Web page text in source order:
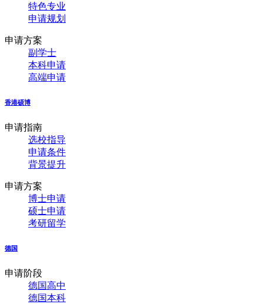
特色专业
申请规划
申请方案
副学士
本科申请
高端申请
香港硕博
申请指南
选校指导
申请条件
背景提升
申请方案
博士申请
硕士申请
考研留学
德国
申请阶段
德国高中
德国本科